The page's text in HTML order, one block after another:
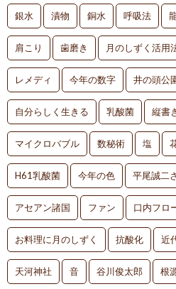
銀水 漬物 銅水 呼吸法
肩こり 歯磨き 月のしずく活用
レメディ 今年の数字 井の頭公
自分らしく生きる 乳酸菌 縦書
マイクロバブル 数秘術 塩
H61乳酸菌 今年の色 平尾誠二
アセアン諸国 ファン 口内フロ
お料理に月のしずく 抗酸化 近
天河神社 音 谷川俊太郎 根